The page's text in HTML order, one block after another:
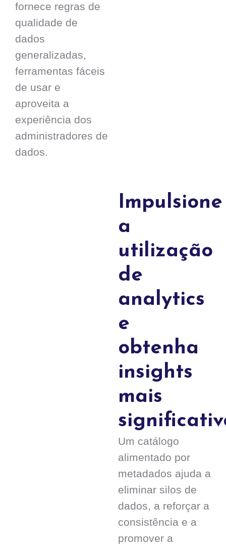
fornece regras de
qualidade de
dados
generalizadas,
ferramentas fáceis
de usar e
aproveita a
experiência dos
administradores de
dados.
Impulsione
a
utilização
de
analytics
e
obtenha
insights
mais
Um catálogo
alimentado por
metadados ajuda a
eliminar silos de
dados, a reforçar a
consistência e a
promover a